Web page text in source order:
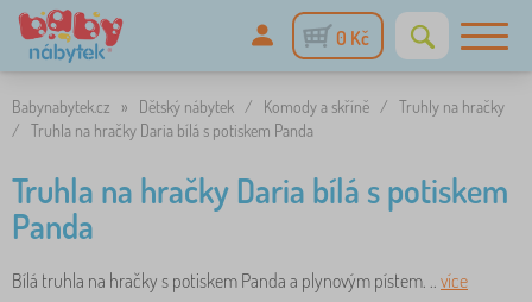
0 Kč
Babynabytek.cz » Dětský nábytek / Komody a skříně / Truhly na hračky
/ Truhla na hračky Daria bílá s potiskem Panda
Truhla na hračky Daria bílá s potiskem
Panda
Bílá truhla na hračky s potiskem Panda a plynovým pístem. .. více